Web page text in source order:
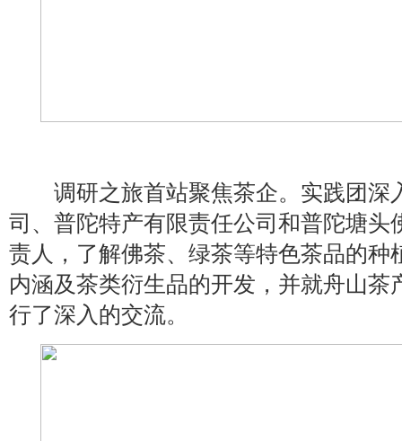
调研之旅首站聚焦茶企。实践团深
司、普陀特产有限责任公司和普陀塘头
责人，了解佛茶、绿茶等特色茶品的种
内涵及茶类衍生品的开发，并就舟山茶
行了深入的交流。